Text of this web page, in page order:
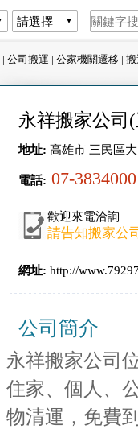
| 公司搬運 | 公家機關遷移 |
永祥搬家公司
地址: 高雄市 三民區
電話: 07-3834000
歡迎來電洽詢
請告知搬家公
網址: http://
公司簡介
永祥搬家公司
住家、個人、
物清運，免費